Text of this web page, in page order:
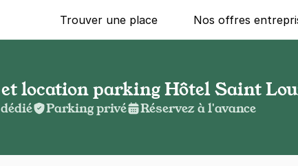
Trouver une place Nos offres
location parking Hôtel Saint
Parking privé Réservez à l'avance